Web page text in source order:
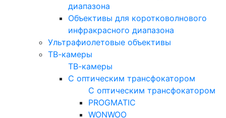
диапазона
Объективы для коротковолнового
инфракрасного диапазона
Ультрафиолетовые объективы
ТВ-камеры
ТВ-камеры
С оптическим трансфокатором
С оптическим трансфокатором
PROGMATIC
WONWOO